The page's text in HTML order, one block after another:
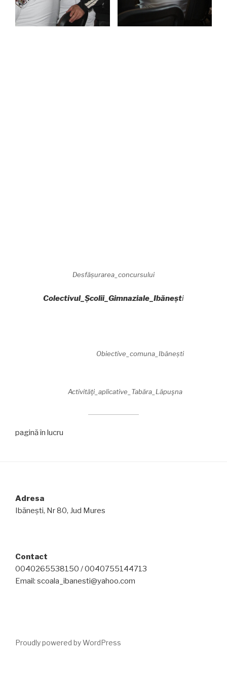
Desfășurarea_concursului
Colectivul_Școlii_Gimnaziale_Ibănești
Obiective_comuna_Ibănești
Activităţi_aplicative_Tabăra_Lăpuşna
pagină în lucru
Adresa
Ibănești, Nr 80, Jud Mures
Contact
0040265538150 / 0040755144713
Email: scoala_ibanesti@yahoo.com
Proudly powered by WordPress